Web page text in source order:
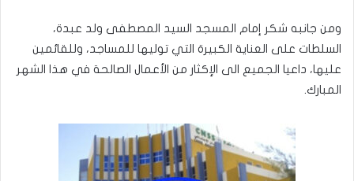
ومن جانبه شكر إمام المسجد السيد المصطفى ولد عبدة،
السلطات على العناية الكبيرة التي توليها للمساجد، وللقائمين
عليها، داعيا الجميع الى الإكثار من الأعمال الصالحة في هذا الشهر
المبارك.